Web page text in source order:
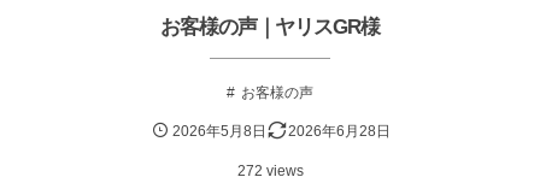
お客様の声｜ヤリスGR様
お客様の声
2026年5月8日 2026年6月28日
272 views